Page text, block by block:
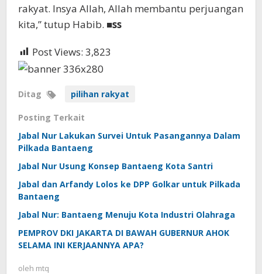
rakyat. Insya Allah, Allah membantu perjuangan
kita,” tutup Habib. ■ss
Post Views: 3,823
Ditag pilihan rakyat
Posting Terkait
Jabal Nur Lakukan Survei Untuk Pasangannya Dalam
Pilkada Bantaeng
Jabal Nur Usung Konsep Bantaeng Kota Santri
Jabal dan Arfandy Lolos ke DPP Golkar untuk Pilkada
Bantaeng
Jabal Nur: Bantaeng Menuju Kota Industri Olahraga
PEMPROV DKI JAKARTA DI BAWAH GUBERNUR AHOK
SELAMA INI KERJAANNYA APA?
oleh mtq